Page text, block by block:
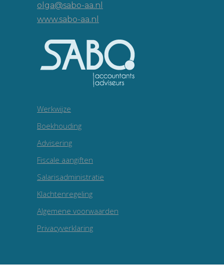
olga@sabo-aa.nl
www.sabo-aa.nl
Werkwijze
Boekhouding
Advisering
Fiscale aangiften
Salarisadministratie
Klachtenregeling
Algemene voorwaarden
Privacyverklaring